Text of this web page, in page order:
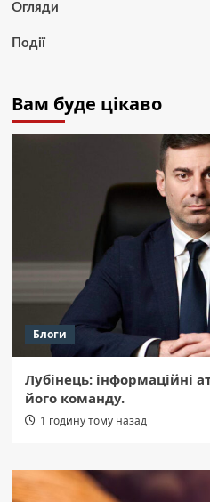
Огляди
Події
Вам буде цікаво
Блоги
Лубінець: інформаційні
його команду.
1 годину тому назад